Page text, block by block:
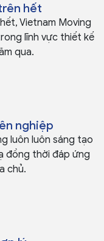
hết
Vietnam Moving
lĩnh vực thiết kế
qua.
nghiệp
luôn luôn sáng tạo
đồng thời đáp ứng
chủ.